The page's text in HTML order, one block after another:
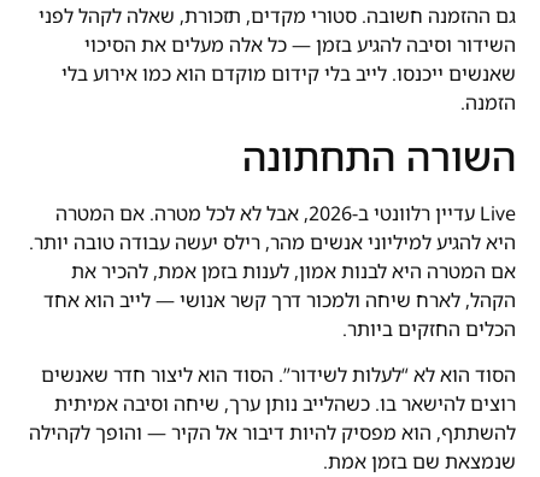
גם ההזמנה חשובה. סטורי מקדים, תזכורת, שאלה לקהל לפני
השידור וסיבה להגיע בזמן — כל אלה מעלים את הסיכוי
שאנשים ייכנסו. לייב בלי קידום מוקדם הוא כמו אירוע בלי
הזמנה.
השורה התחתונה
Live עדיין רלוונטי ב-2026, אבל לא לכל מטרה. אם המטרה
היא להגיע למיליוני אנשים מהר, רילס יעשה עבודה טובה יותר.
אם המטרה היא לבנות אמון, לענות בזמן אמת, להכיר את
הקהל, לארח שיחה ולמכור דרך קשר אנושי — לייב הוא אחד
הכלים החזקים ביותר.
הסוד הוא לא “לעלות לשידור”. הסוד הוא ליצור חדר שאנשים
רוצים להישאר בו. כשהלייב נותן ערך, שיחה וסיבה אמיתית
להשתתף, הוא מפסיק להיות דיבור אל הקיר — והופך לקהילה
שנמצאת שם בזמן אמת.